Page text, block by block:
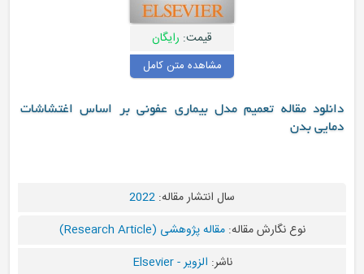
رایگان
مشاهده متن کامل
مقاله تعمیم مدل بیماری عفونی بر اساس اغتشاشات
سال انتشار مقاله:2022
نوع نگارش مقاله:مقاله پژوهشی (Research Article)
الزویر - Elsevier